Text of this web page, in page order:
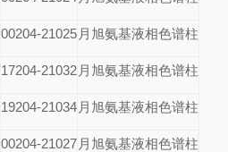
00204-21025 月旭氨基液相色谱柱
17204-21032 月旭氨基液相色谱柱
19204-21034 月旭氨基液相色谱柱
00204-21027 月旭氨基液相色谱柱